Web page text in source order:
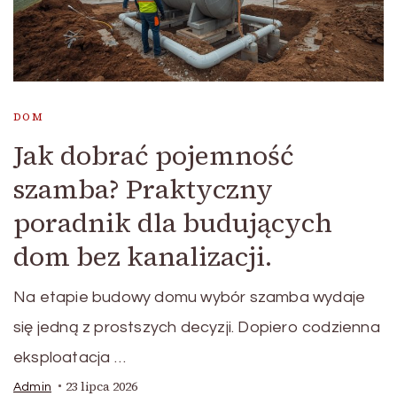
DOM
Jak dobrać pojemność
szamba? Praktyczny
poradnik dla budujących
dom bez kanalizacji.
Na etapie budowy domu wybór szamba wydaje
się jedną z prostszych decyzji. Dopiero codzienna
eksploatacja …
Admin 23 lipca 2026